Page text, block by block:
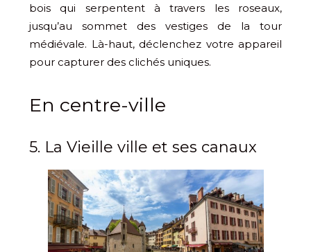
bois qui serpentent à travers les roseaux,
jusqu’au sommet des vestiges de la tour
médiévale. Là-haut, déclenchez votre appareil
pour capturer des clichés uniques.
En centre-ville
5. La Vieille ville et ses canaux